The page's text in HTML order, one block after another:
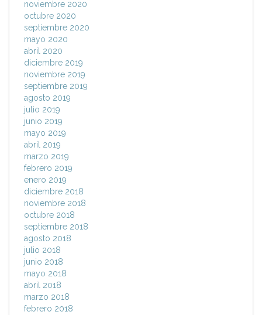
noviembre 2020
octubre 2020
septiembre 2020
mayo 2020
abril 2020
diciembre 2019
noviembre 2019
septiembre 2019
agosto 2019
julio 2019
junio 2019
mayo 2019
abril 2019
marzo 2019
febrero 2019
enero 2019
diciembre 2018
noviembre 2018
octubre 2018
septiembre 2018
agosto 2018
julio 2018
junio 2018
mayo 2018
abril 2018
marzo 2018
febrero 2018